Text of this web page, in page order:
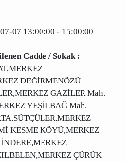
Cadde / Sokak :
DEĞİRMENÖZÜ
GAZİLER Mah.
YEŞİLBAĞ Mah.
KÖYÜ,MERKEZ